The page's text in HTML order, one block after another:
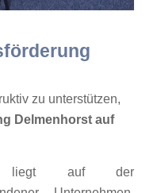
zu unterstützen,
Delmenhorst auf
liegt auf der